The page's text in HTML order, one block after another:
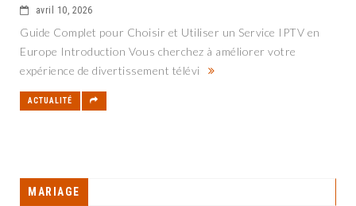
avril 10, 2026
Guide Complet pour Choisir et Utiliser un Service IPTV en
Europe Introduction Vous cherchez à améliorer votre
expérience de divertissement télévi
ACTUALITÉ
MARIAGE